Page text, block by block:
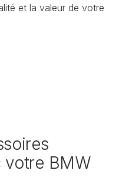
et la valeur de votre
votre BMW